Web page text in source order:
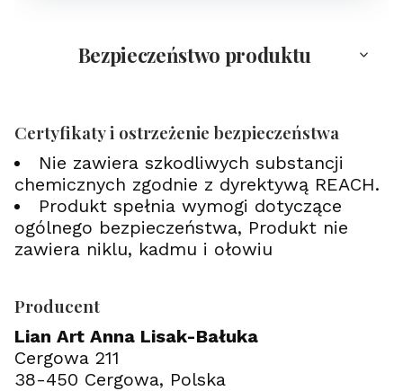
Bezpieczeństwo produktu
Certyfikaty i ostrzeżenie bezpieczeństwa
Nie zawiera szkodliwych substancji
chemicznych zgodnie z dyrektywą REACH.
Produkt spełnia wymogi dotyczące
ogólnego bezpieczeństwa, Produkt nie
zawiera niklu, kadmu i ołowiu
Producent
Lian Art Anna Lisak-Bałuka
Cergowa 211
38-450 Cergowa, Polska